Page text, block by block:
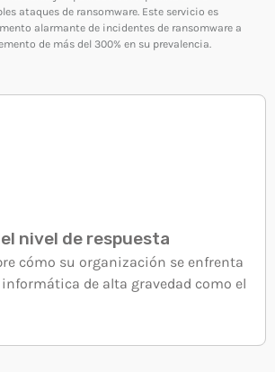
and NOC: The Core of Operational Continuity
Digital Era
2026
2019
and Hybrid Cloud
ataques de ransomware. Este servicio es
alarmante de incidentes de ransomware a
de más del 300% en su prevalencia.
nivel de respuesta
cómo su organización se enfrenta
de alta gravedad como el